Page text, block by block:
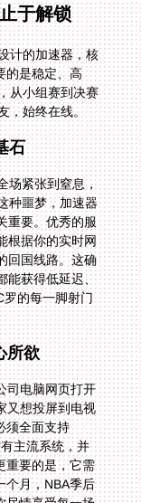
于解锁
计的加速器，核
要的是稳定、高
从小组赛到决赛
，始终在线。
石
场紧张到窒息，
种噩梦，加速器
重要。优秀的服
根据你的实时网
回国线路。这确
能获得低延迟、
罗的每一脚射门
所欲
司电脑网页打开
又想投屏到电视
必须全面支持
有主流系统，并
重要的是，它需
个月，NBA季后
尽情享受每一场